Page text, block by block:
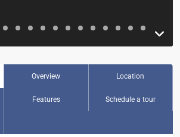
Overview Location
Features Schedule a tour